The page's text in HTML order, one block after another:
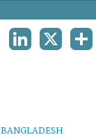
BANGLADESH